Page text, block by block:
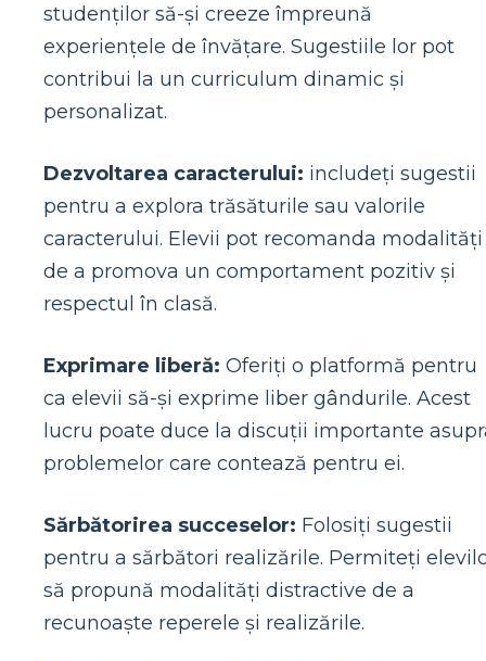
studenților să-și creeze împreună
experiențele de învățare. Sugestiile lor pot
contribui la un curriculum dinamic și
personalizat.
Dezvoltarea caracterului: includeți sugestii
pentru a explora trăsăturile sau valorile
caracterului. Elevii pot recomanda modalități
de a promova un comportament pozitiv și
respectul în clasă.
Exprimare liberă: Oferiți o platformă pentru
ca elevii să-și exprime liber gândurile. Acest
lucru poate duce la discuții importante
problemelor care contează pentru ei.
Sărbătorirea succeselor: Folosiți sugestii
pentru a sărbători realizările. Permiteți
să propună modalități distractive de a
recunoaște reperele și realizările.